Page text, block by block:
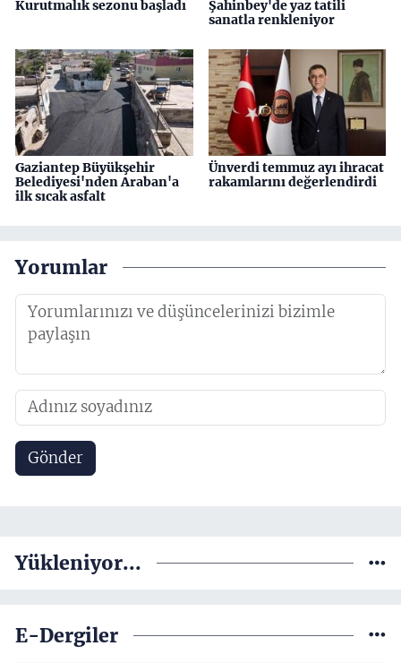
Kurutmalık sezonu başladı
Şahinbey'de yaz tatili
sanatla renkleniyor
Gaziantep Büyükşehir
Belediyesi'nden Araban'a
ilk sıcak asfalt
Ünverdi temmuz ayı ihracat
rakamlarını değerlendirdi
Yorumlar
Gönder
Yükleniyor...
E-Dergiler